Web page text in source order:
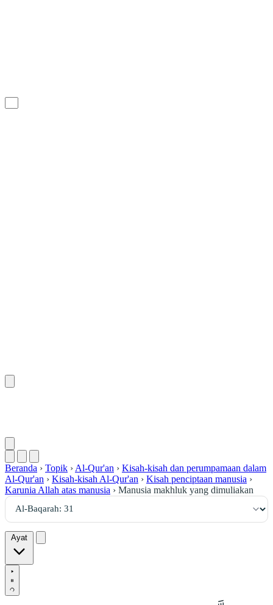
Beranda › Topik › Al-Qur'an › Kisah-kisah dan perumpamaan dalam
Al-Qur'an › Kisah-kisah Al-Qur'an › Kisah penciptaan manusia ›
Karunia Allah atas manusia › Manusia makhluk yang dimuliakan
Ayat